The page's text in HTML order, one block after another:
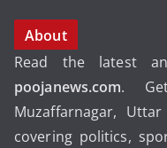
About
Read the latest
poojanews.com.
Muzaffarnagar,
covering politics,